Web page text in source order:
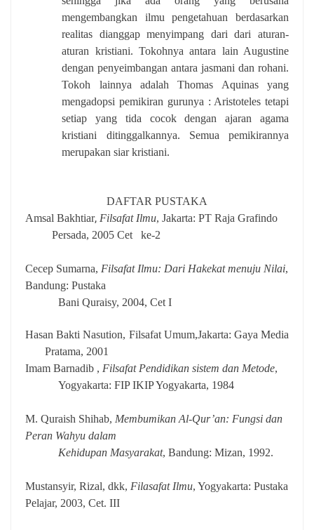
mengembangkan ilmu pengetahuan berdasarkan
realitas dianggap menyimpang dari dari aturan-
aturan kristiani. Tokohnya antara lain Augustine
dengan penyeimbangan antara jasmani dan rohani.
Tokoh lainnya adalah Thomas Aquinas yang
mengadopsi pemikiran gurunya : Aristoteles tetapi
setiap yang tida cocok dengan ajaran agama
kristiani ditinggalkannya. Semua pemikirannya
merupakan siar kristiani.
DAFTAR PUSTAKA
Amsal Bakhtiar, Filsafat Ilmu, Jakarta: PT Raja Grafindo
Persada, 2005 Cet
ke-2
Cecep Sumarna, Filsafat Ilmu: Dari Hakekat menuju Nilai,
Bandung: Pustaka
Bani Quraisy, 2004, Cet I
Hasan Bakti Nasution, Filsafat Umum,Jakarta: Gaya Media
Pratama, 2001
Imam Barnadib , Filsafat Pendidikan sistem dan Metode,
Yogyakarta: FIP IKIP Yogyakarta, 1984
M. Quraish Shihab, Membumikan Al-Qur’an: Fungsi dan
Peran Wahyu dalam
Kehidupan Masyarakat, Bandung: Mizan, 1992.
Mustansyir, Rizal, dkk, Filasafat Ilmu, Yogyakarta: Pustaka
Pelajar, 2003, Cet. III